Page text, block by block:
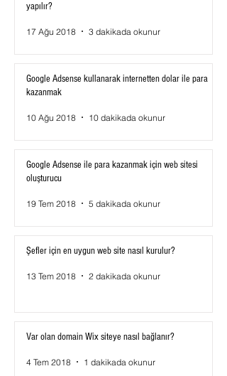
yapılır?
17 Ağu 2018 3 dakikada okunur
Google Adsense kullanarak internetten dolar ile para
kazanmak
10 Ağu 2018 10 dakikada okunur
Google Adsense ile para kazanmak için web sitesi
oluşturucu
19 Tem 2018 5 dakikada okunur
Şefler için en uygun web site nasıl kurulur?
13 Tem 2018 2 dakikada okunur
Var olan domain Wix siteye nasıl bağlanır?
4 Tem 2018 1 dakikada okunur